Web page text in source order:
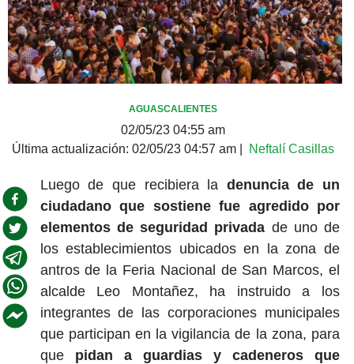
AGUASCALIENTES
02/05/23 04:55 am
Última actualización: 02/05/23 04:57 am Neftalí Casillas
Luego de que recibiera la denuncia de un
ciudadano que sostiene fue agredido por
elementos de seguridad privada de uno de
los establecimientos ubicados en la zona de
antros de la Feria Nacional de San Marcos, el
alcalde Leo Montañez, ha instruido a los
integrantes de las corporaciones municipales
que participan en la vigilancia de la zona, para
que pidan a guardias y cadeneros que